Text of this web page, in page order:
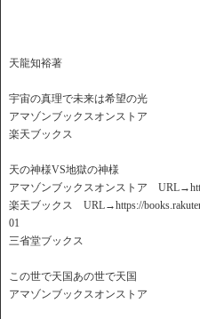
天龍知裕著
宇宙の真理で未来は希望の光
アマゾンブックスオンストア
楽天ブックス
天の神様VS地獄の神様
アマゾンブックスオンストア
楽天ブックス URL→https://
01
三省堂ブックス
この世で天国あの世で天国
アマゾンブックスオンストア